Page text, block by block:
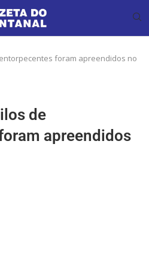
foram apreendidos no
de
apreendidos